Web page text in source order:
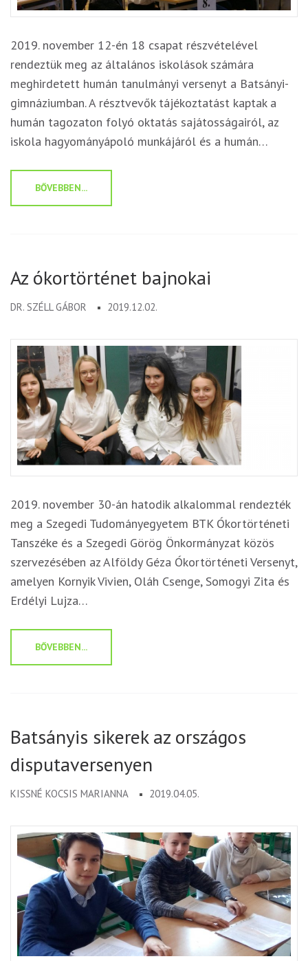
2019. november 12-én 18 csapat részvételével
rendeztük meg az általános iskolások számára
meghirdetett humán tanulmányi versenyt a Batsányi-
gimnáziumban. A résztvevők tájékoztatást kaptak a
humán tagozaton folyó oktatás sajátosságairól, az
iskola hagyományápoló munkájáról és a humán…
BŐVEBBEN...
Az ókortörténet bajnokai
DR. SZÉLL GÁBOR 2019.12.02.
2019. november 30-án hatodik alkalommal rendezték
meg a Szegedi Tudományegyetem BTK Ókortörténeti
Tanszéke és a Szegedi Görög Önkormányzat közös
szervezésében az Alföldy Géza Ókortörténeti Versenyt,
amelyen Kornyik Vivien, Oláh Csenge, Somogyi Zita és
Erdélyi Lujza…
BŐVEBBEN...
Batsányis sikerek az országos
disputaversenyen
KISSNÉ KOCSIS MARIANNA 2019.04.05.